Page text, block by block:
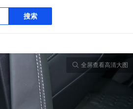
搜索
全屏查看高清大图